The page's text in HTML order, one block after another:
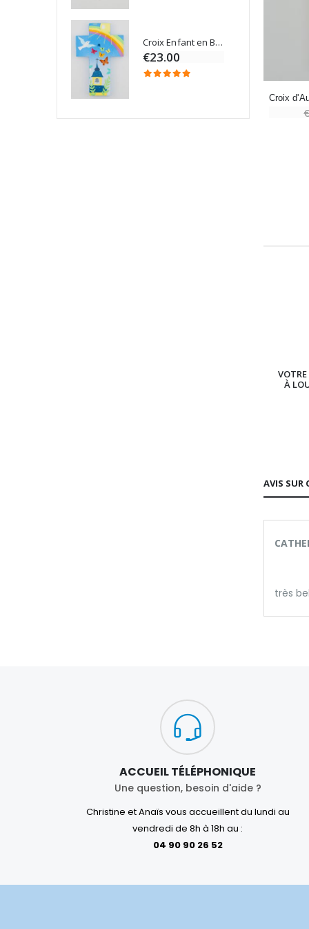
Croix Enfant en Bois Eglise Papillons et Arc-en-ciel 15 cm
€23.00
VOTRE
À
AVIS SUR
très
ACCUEIL TÉLÉPHONIQUE
Une question, besoin d'aide ?
Christine et Anaïs vous accueillent du lundi au
vendredi de 8h à 18h au :
04 90 90 26 52